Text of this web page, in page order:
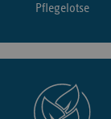
Pflegelotse